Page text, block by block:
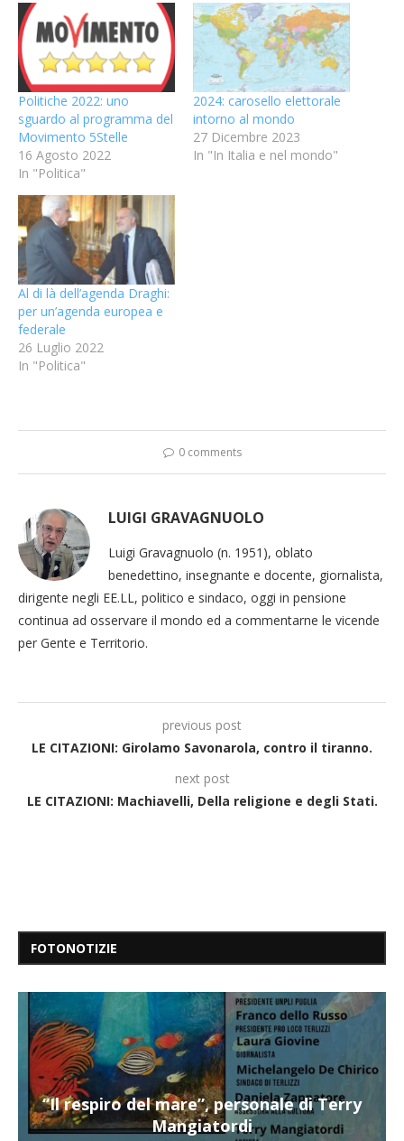
Politiche 2022: uno
sguardo al programma del
Movimento 5Stelle
16 Agosto 2022
In "Politica"
2024: carosello elettorale
intorno al mondo
27 Dicembre 2023
In "In Italia e nel mondo"
Al di là dell’agenda Draghi:
per un’agenda europea e
federale
26 Luglio 2022
In "Politica"
0 comments
LUIGI GRAVAGNUOLO
Luigi Gravagnuolo (n. 1951), oblato
benedettino, insegnante e docente, giornalista,
dirigente negli EE.LL, politico e sindaco, oggi in pensione
continua ad osservare il mondo ed a commentarne le vicende
per Gente e Territorio.
previous post
LE CITAZIONI: Girolamo Savonarola, contro il tiranno.
next post
LE CITAZIONI: Machiavelli, Della religione e degli Stati.
FOTONOTIZIE
“Il respiro del mare”, personale di Terry
Mangiatordi